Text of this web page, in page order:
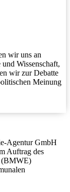
wir uns an
Wissenschaft,
wir zur Debatte
Meinung
Agentur GmbH
Auftrag des
(BMWE)